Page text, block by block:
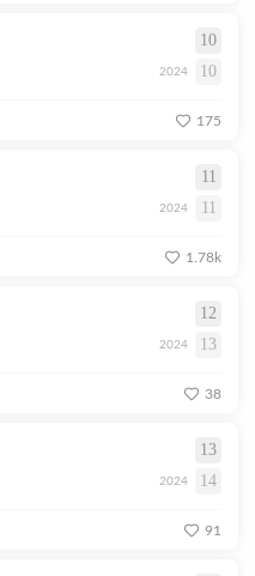
10
2024 10
175
11
2024 11
1.78k
12
2024 13
38
13
2024 14
91